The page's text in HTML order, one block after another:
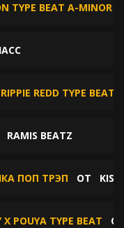
TYPE BEAT A-MINOR
REDD TYPE BEAT
RAMIS BEATZ
ПОП ТРЭП ОТ
POUYA TYPE BEAT